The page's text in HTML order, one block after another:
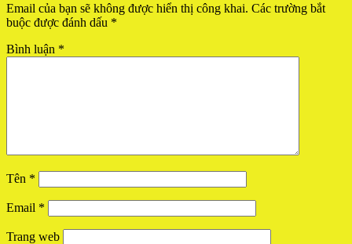
Email của bạn sẽ không được hiển thị công khai. Các trường bắt
buộc được đánh dấu *
Bình luận *
Tên *
Email *
Trang web